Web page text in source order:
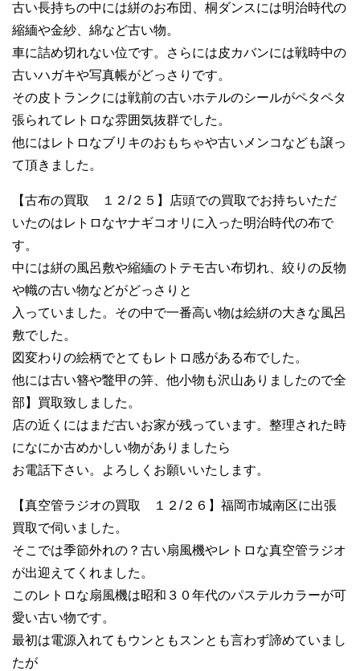
古い長持ちの中には絣のお布団、桐ダンスには明治時代の
縮緬や金紗、綿など古い物。
車に詰め切れない位です。さらには皮カバンには戦時中の
古いハガキや写真帳がどっさりです。
その皮トランクには戦前の古いホテルのシールがペタペタ
張られてレトロな雰囲気抜群でした。
他にはレトロなブリキのおもちゃや古いメンコなども譲っ
て頂きました。
【古布の買取 １２/２５】店頭での買取でお持ちいただ
いたのはレトロなヤナギコオリに入った明治時代の布で
す。
中には絣の風呂敷や縮緬のトテモ古い布切れ、絞りの反物
や幟の古い物などがどっさりと
入っていました。その中で一番高い物は絵絣の大きな風呂
敷でした。
図変わりの絵柄でとてもレトロ感がある布でした。
他には古い簪や鼈甲の笄、他小物も沢山ありましたので全
部】買取致しました。
店の近くにはまだ古いお家が残っています。整理された時
になにか古めかしい物がありましたら
お電話下さい。よろしくお願いいたします。
【真空管ラジオの買取 １２/２６】福岡市城南区に出張
買取で伺いました。
そこでは季節外れの？古い扇風機やレトロな真空管ラジオ
が出迎えてくれました。
このレトロな扇風機は昭和３０年代のパステルカラーが可
愛い古い物です。
最初は電源入れてもウンともスンとも言わず諦めていまし
たが